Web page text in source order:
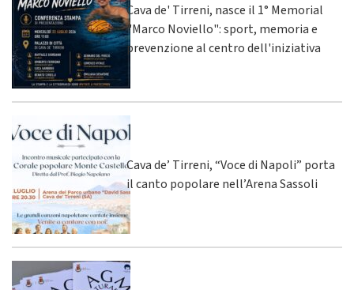
Cava de' Tirreni, nasce il 1° Memorial
"Marco Noviello": sport, memoria e
prevenzione al centro dell'iniziativa
Cava de’ Tirreni, “Voce di Napoli” porta
il canto popolare nell’Arena Sassoli